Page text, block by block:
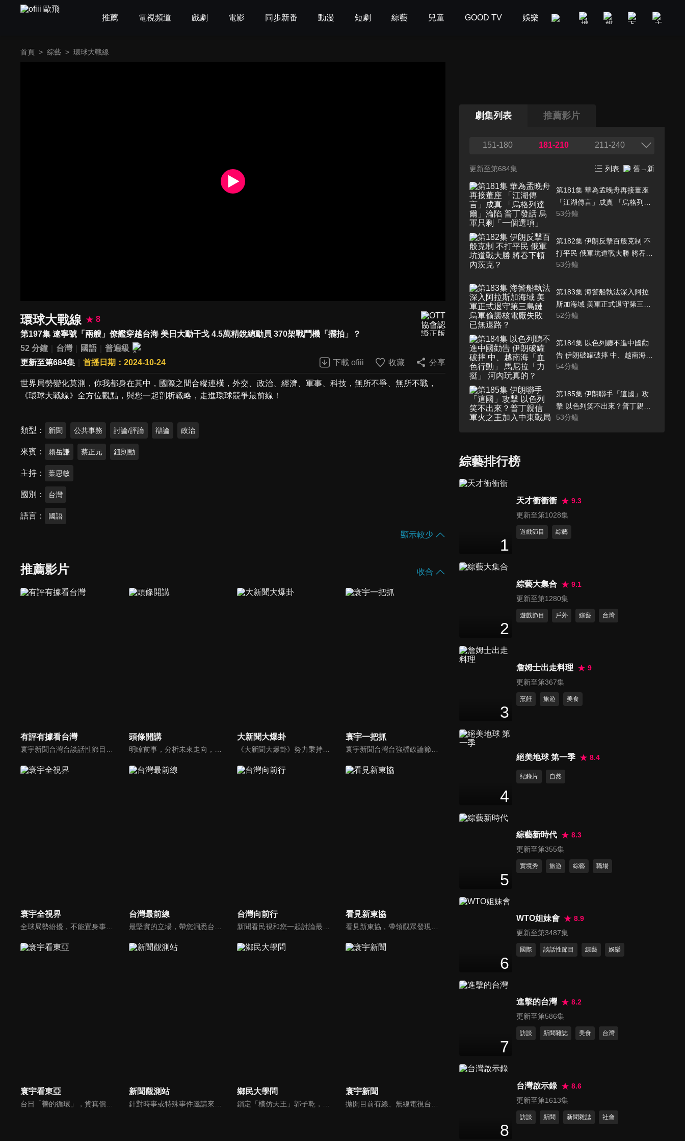
推薦 電視頻道 戲劇 電影 同步新番 動漫 短劇 綜藝 兒童 GOOD TV 娛樂 美食旅遊 新聞政論
首頁 > 綜藝 > 環球大戰線
環球大戰線
8
第197集 遼寧號「兩艘」僚艦穿越台海 美日大動干戈 4.5萬精銳總動員 370架戰鬥機「擺拍」？
52 分鐘
台灣 國語
普遍級
更新至第684集
首播日期：2024-10-24 下載 ofiii 收藏 分享
世界局勢變化莫測，你我都身在其中，國際之間合縱連橫，外交、政治、經濟、軍事、科技，無所不爭、無所不戰，
《環球大戰線》全方位觀點，與您一起剖析戰略，走進環球競爭最前線！
類型 新聞 公共事務 討論/評論 辯論 政治
來賓 賴岳謙 蔡正元 鈕則勳
主持 葉思敏
國別 台灣
語言 國語
顯示較少
推薦影片 收合
有評有據看台灣 頭條開講 大新聞大爆卦 寰宇一把抓
寰宇全視界 台灣最前線 台灣向前行 看見新東協
寰宇看東亞
台日「善的循環」，貨真價實？韓國文化，無堅不摧？台灣對於日韓的獨特情感，細膩且複雜，有美麗浪花，更有驚濤駭浪，寰宇新聞台全新節目《寰宇看東亞》，將和觀眾一起探訪台灣和日韓的真實連結，挖掘人物秘辛和內幕故事，剖析東亞政經局勢。
新聞觀測站
針對時事或特殊事件邀請來賓進行深度探討，或專訪各領域傑出人士。
鄉民大學問
鎖定「模仿天王」郭子乾，還有高顏值學霸大學生辛辣提問唷！全新優質節目都在NOWnews《鄉民大學問》！
寰宇新聞
拋開目前有線、無線電視台新聞的包袱和制式化內容，沒有絕對立場、沒有口水漫罵，永遠以「關心」、「貼心」、「用心」做最對的報導，是台灣獨一無二最專屬新聞頻道。
劇集列表 推薦影片
151-180 181-210 211-240
更新至第684集 列表 舊→新
第181集 華為孟晚舟再接董座
「江湖傳言」成真 「烏格列達
爾」淪陷 普丁發話 烏軍只剩
53分鐘
第182集 伊朗反擊百般克制 不
打平民 俄軍坑道戰大勝 將吞下
頓內茨克？
53分鐘
第183集 海警船執法深入阿拉
斯加海域 美軍正式退守第三島
鏈 烏軍偷襲核電廠失敗 已無退
52分鐘
第184集 以色列聽不進中國勸
告 伊朗破罐破摔 中、越南海
「血色行動」 馬尼拉「力挺」
54分鐘
第185集 伊朗聯手「這國」攻
擊 以色列笑不出來？普丁親信
軍火之王加入中東戰局
53分鐘
了
第187集 中情局不說謊了？美
寧艦 山東艦首次聚首 南海.台
海再無閒雜人等？
54分鐘
第189集 聯合利劍2024B軍演
52 分鐘
降決心 「小孩說 我們等不到長
大了….」
53分鐘
第191集 伊朗甩出一大王炸 美
摩爾財報雷還有這「大洞」？
以色列48小時炸伊朗油田 叫囂
52
下？
第194集 哈瑪斯加薩伏擊 「幹
掉」以軍陣亡最高級別指揮官
華為不再孤軍奮鬥！金磚峰會
第196集 實錘 俄承認朝鮮派兵
了
第197集 遼寧號「兩艘」僚艦
穿越台海 美日大動干戈 4.5萬
精銳總動員 370架戰鬥機「擺
52
第199集 川普總統回來了？再
批台灣偷「晶片生意」 要收
綜藝排行榜
1
天才衝衝衝
9.3
更新至第1028集
遊戲節目 綜藝
2
綜藝大集合
9.1
更新至第1280集
遊戲節目 戶外 綜藝 台灣
3
詹姆士出走料理
9
更新至第367集
烹飪 旅遊 美食
4
絕美地球 第一季 8.4
紀錄片 自然
5
綜藝新時代
8.3
更新至第355集
實境秀 旅遊 綜藝 職場
6
WTO姐妹會
8.9
更新至第3487集
國際 談話性節目 綜藝 娛樂
7
進擊的台灣
8.2
更新至第586集
訪談 新聞雜誌 美食 台灣
8
台灣啟示錄
8.6
更新至第1613集
訪談 新聞 新聞雜誌 社會